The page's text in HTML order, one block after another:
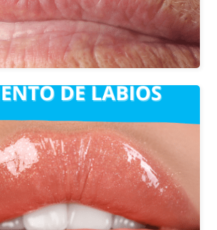
de volumen o hidratación.
se pueden corregir
y asimetrías.